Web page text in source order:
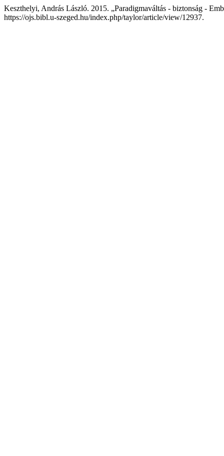
Keszthelyi, András László. 2015. „Paradigmaváltás - biztonság -
https://ojs.bibl.u-szeged.hu/index.php/taylor/article/view/12937.